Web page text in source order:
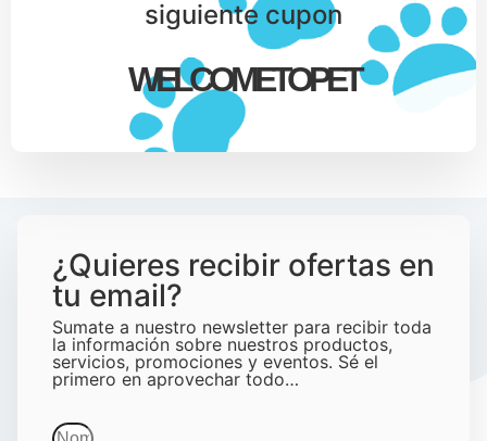
siguiente cupon
WELCOMETOPET
¿Quieres recibir ofertas en
tu email?
Sumate a nuestro newsletter para recibir toda
la información sobre nuestros productos,
servicios, promociones y eventos. Sé el
primero en aprovechar todo…